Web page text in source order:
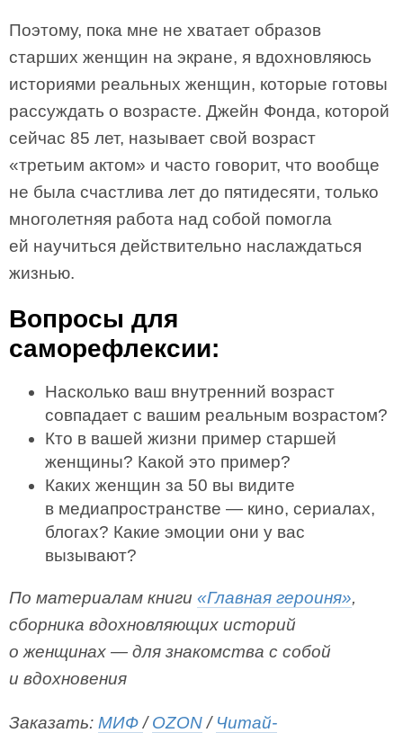
Поэтому, пока мне не хватает образов
старших женщин на экране, я вдохновляюсь
историями реальных женщин, которые готовы
рассуждать о возрасте. Джейн Фонда, которой
сейчас 85 лет, называет свой возраст
«третьим актом» и часто говорит, что вообще
не была счастлива лет до пятидесяти, только
многолетняя работа над собой помогла
ей научиться действительно наслаждаться
жизнью.
Вопросы для
саморефлексии:
Насколько ваш внутренний возраст
совпадает с вашим реальным возрастом?
Кто в вашей жизни пример старшей
женщины? Какой это пример?
Каких женщин за 50 вы видите
в медиапространстве — кино, сериалах,
блогах? Какие эмоции они у вас
вызывают?
По материалам книги «Главная героиня»,
сборника вдохновляющих историй
о женщинах — для знакомства с собой
и вдохновения
Заказать: МИФ/OZON/ Читай-